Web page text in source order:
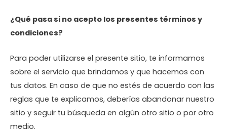
¿Qué pasa si no acepto los presentes términos y
condiciones?
Para poder utilizarse el presente sitio, te informamos
sobre el servicio que brindamos y que hacemos con
tus datos. En caso de que no estés de acuerdo con las
reglas que te explicamos, deberías abandonar nuestro
sitio y seguir tu búsqueda en algún otro sitio o por otro
medio.